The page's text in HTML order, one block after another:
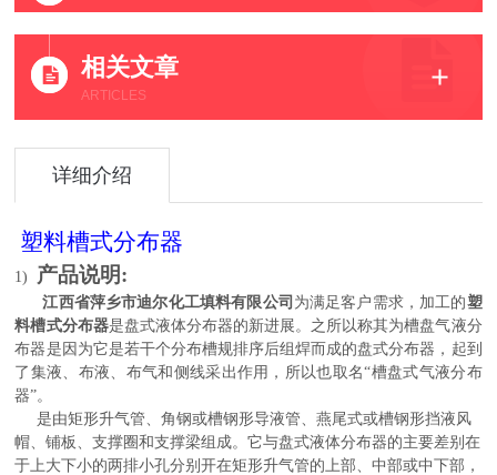
相关文章
ARTICLES
详细介绍
塑料槽式分布器
1) 产品说明:
江西省萍乡市迪尔化工填料有限公司 为满足客户需求，加工的塑
料槽式分布器是盘式液体分布器的新进展。之所以称其为槽盘气液分
布器是因为它是若干个分布槽规排序后组焊而成的盘式分布器，起到
了集液、布液、布气和侧线采出作用， 所以也取名“槽盘式气液分布
器”。
是由矩形升气管、角钢或槽钢形导液管、燕尾式或槽钢形挡液风
帽、铺板、支撑圈和支撑梁组成。它与盘式液体分布器的主要差别在
于上大下小的两排小孔分别开在矩形升气管的上部、中部或中下部，